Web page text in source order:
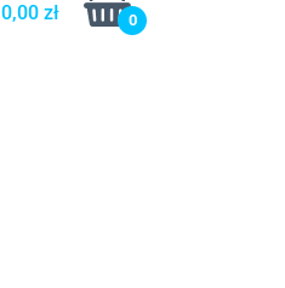
Dodaj zgłoszenie
0,00 zł 0